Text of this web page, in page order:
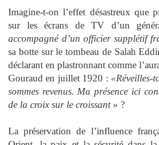
Imagine-t-on l’effet désastreux que
sur les écrans de TV d’un
accompagné d’un officier supplétif
sa botte sur le tombeau de Salah
déclarant en plastronnant comme
Gouraud en juillet 1920 : «Réveilles-
sommes revenus. Ma présence ici
de la croix sur le croissant » ?
La préservation de l’influence